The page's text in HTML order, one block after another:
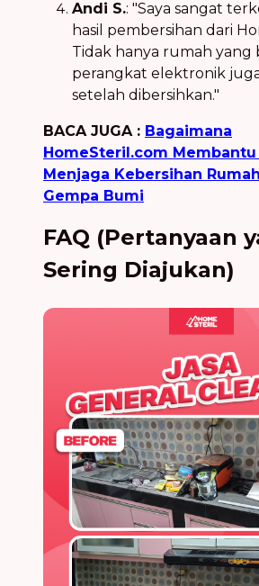
Andi S.: "Saya sangat
hasil pembersihan dari
Tidak hanya rumah yang
perangkat elektronik
setelah dibersihkan."
BACA JUGA : Bagaimana
HomeSteril.com Membantu
Menjaga Kebersihan
Gempa Bumi
FAQ (Pertanyaan
Sering Diajukan)